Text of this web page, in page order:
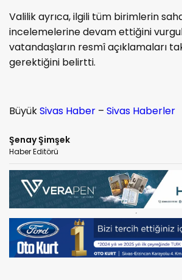
Valilik ayrıca, ilgili tüm birimlerin
incelemelerine devam ettiğini
vatandaşların resmî açıklamaları
gerektiğini belirtti.
BüyükSivas Haber – Sivas Haberler
Şenay Şimşek
Haber Editörü